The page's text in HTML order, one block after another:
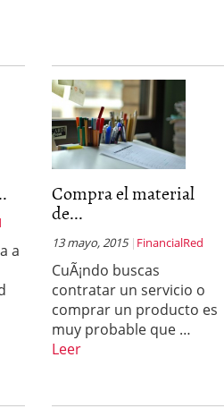
a
Compra el material
de...
13 mayo, 2015 FinancialRed
CuÃ¡ndo buscas
contratar un servicio o
comprar un producto es
muy probable que …
Leer